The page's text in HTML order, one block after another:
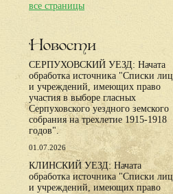
все страницы
Новости
СЕРПУХОВСКИЙ УЕЗД: Начата
обработка источника "Списки лиц
и учреждений, имеющих право
участия в выборе гласных
Серпуховского уездного земского
собрания на трехлетие 1915-1918
годов".
01.07.2026
КЛИНСКИЙ УЕЗД: Начата
обработка источника "Списки лиц
и учреждений, имеющих право